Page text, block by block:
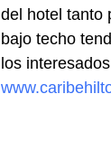
del hotel tanto
bajo techo
los